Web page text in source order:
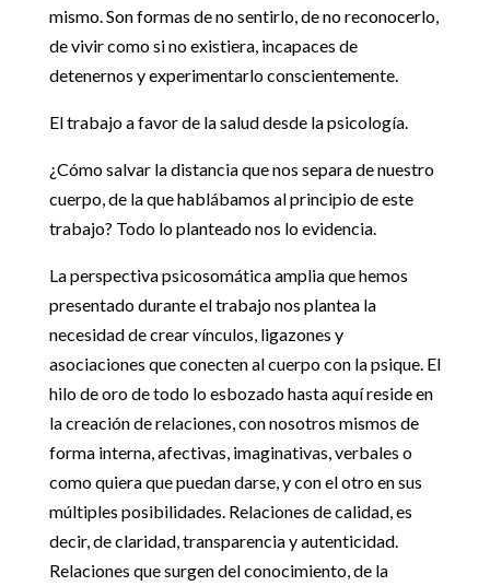
mismo. Son formas de no sentirlo, de no reconocerlo,
de vivir como si no existiera, incapaces de
detenernos y experimentarlo conscientemente.
El trabajo a favor de la salud desde la psicología.
¿Cómo salvar la distancia que nos separa de nuestro
cuerpo, de la que hablábamos al principio de este
trabajo? Todo lo planteado nos lo evidencia.
La perspectiva psicosomática amplia que hemos
presentado durante el trabajo nos plantea la
necesidad de crear vínculos, ligazones y
asociaciones que conecten al cuerpo con la psique. El
hilo de oro de todo lo esbozado hasta aquí reside en
la creación de relaciones, con nosotros mismos de
forma interna, afectivas, imaginativas, verbales o
como quiera que puedan darse, y con el otro en sus
múltiples posibilidades. Relaciones de calidad, es
decir, de claridad, transparencia y autenticidad.
Relaciones que surgen del conocimiento, de la